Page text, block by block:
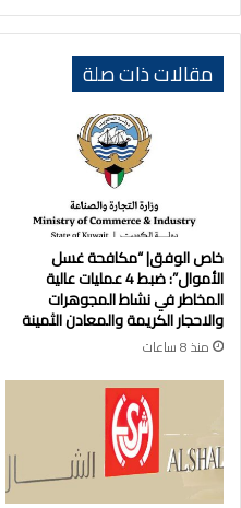
مقالات ذات صلة
خاص الوفق| “مكافحة غسل
الأموال”: ضبط 4 عمليات عالية
المخاطر في نشاط المجوهرات
والاحجار الكريمة والمعادن الثمينة
منذ 8 ساعات